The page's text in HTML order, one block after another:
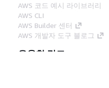
AWS 코드 예시 라이브러리
AWS CLI
AWS Builder 센터
AWS 개발자 도구 블로그
유용한 링크